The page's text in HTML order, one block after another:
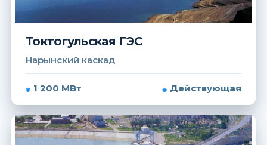
Токтогульская ГЭС
Нарынский каскад
1 200 МВт Действующая